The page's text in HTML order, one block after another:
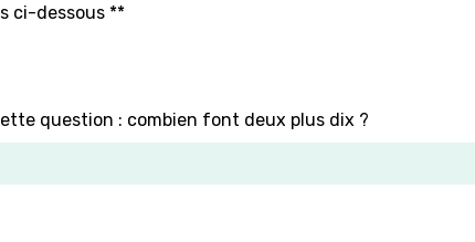
ci-dessous **
question : combien font deux plus dix ?